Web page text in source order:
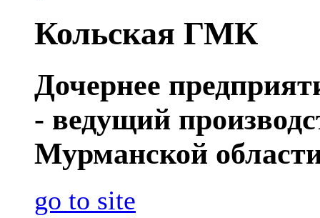
Кольская ГМК
Дочернее
- ведущий
Мурманской
go to site